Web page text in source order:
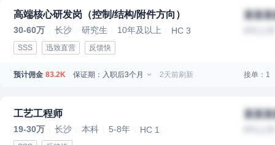
高端核心研发岗（控制/结构/附件方向）
30-60万 长沙 研究生 10年及以上 HC 3
SSS 迅致直营 反馈快
某某
预计佣金 83.2K 保证期：入职后3个月 2天前刷新 接单：1
工艺工程师
19-30万 长沙 本科 5-8年 HC 1
某某